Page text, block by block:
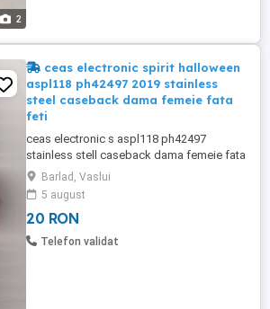
2
ceas electronic spirit halloween
aspl118 ph42497 2019 stainless
steel caseback dama femeie fata
feti
ceas electronic s aspl118 ph42497
stainless stell caseback dama femeie fata
fetita are un design deosebit carcasa este
din otel inoxidabil are cureaua metalica
din zale are lungimea totala de 18,5
centimetri este pentru o manuta mica
mecanismul de inchidere este in stare de
Barlad, Vaslui
5 august
20 RON
Telefon validat